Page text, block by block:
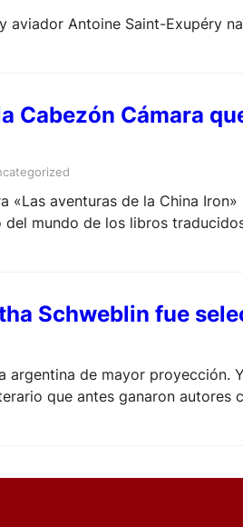
aviador Antoine Saint-Exupéry
Cabezón Cámara
«Las aventuras de la China
del mundo de los libros
Schweblin fue
argentina de mayor proyección.
que antes ganaron autores